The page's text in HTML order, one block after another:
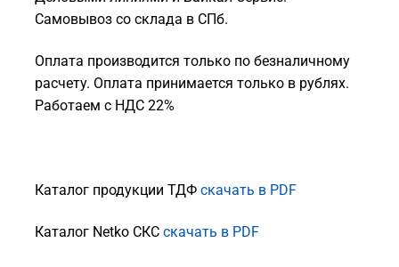
Самовывоз со склада в СПб.
Оплата производится только по безналичному
расчету. Оплата принимается только в рублях.
Работаем с НДС 22%
Каталог продукции ТДФ скачать в PDF
Каталог Netko СКС скачать в PDF